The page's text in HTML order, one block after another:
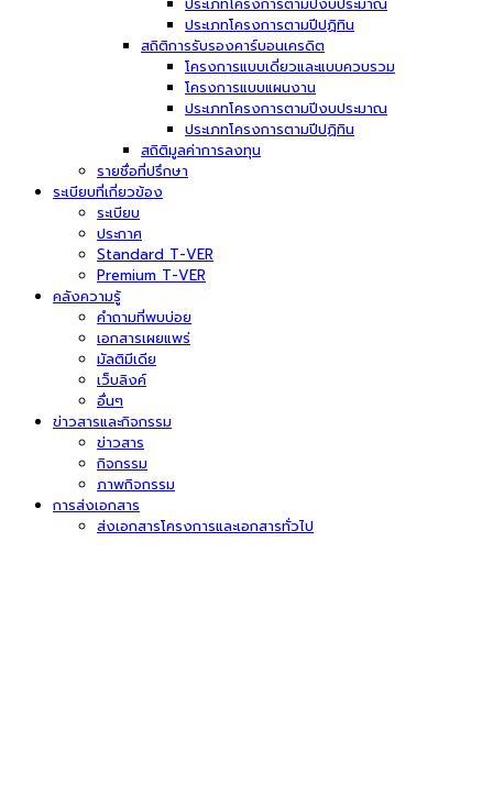
ประเภทโครงการตามปีปฏิทิน
สถิติการรับรองคาร์บอนเครดิต
โครงการแบบเดี่ยวและแบบควบรวม
โครงการแบบแผนงาน
ประเภทโครงการตามปีงบประมาณ
ประเภทโครงการตามปีปฏิทิน
สถิติมูลค่าการลงทุน
รายชื่อที่ปรึกษา
ระเบียบที่เกี่ยวข้อง
ระเบียบ
ประกาศ
Standard T-VER
Premium T-VER
คลังความรู้
คำถามที่พบบ่อย
เอกสารเผยแพร่
มัลติมีเดีย
เว็บลิงค์
อื่นๆ
ข่าวสารและกิจกรรม
ข่าวสาร
กิจกรรม
ภาพกิจกรรม
การส่งเอกสาร
ส่งเอกสารโครงการและเอกสารทั่วไป